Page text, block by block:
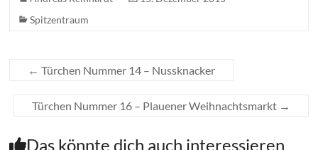
Spitzentraum
← Türchen Nummer 14 – Nussknacker
Türchen Nummer 16 – Plauener Weihnachtsmarkt →
Das könnte dich auch interessieren